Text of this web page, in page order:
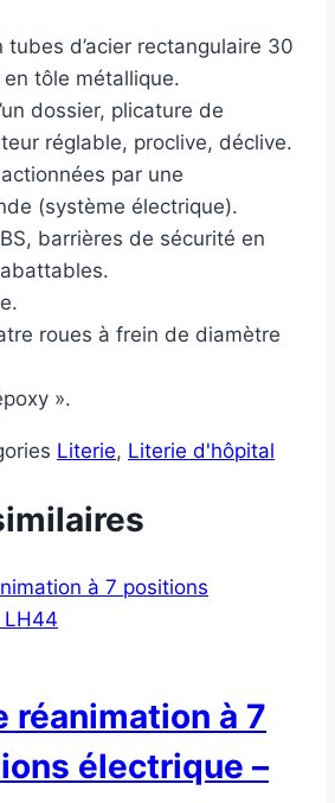
tubes d’acier rectangulaire 30
tôle métallique.
dossier, plicature de
réglable, proclive, déclive.
par une
(système électrique).
barrières de sécurité en
roues à frein de diamètre
».
Literie, Literie d'hôpital
réanimation à 7
électrique –